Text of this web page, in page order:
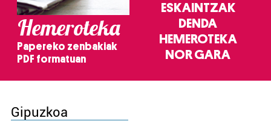
Hemeroteka
Papereko zenbakiak
PDF formatuan
ESKAINTZAK
DENDA
HEMEROTEKA
NOR GARA
Gipuzkoa